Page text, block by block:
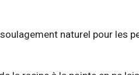
naturel pour les